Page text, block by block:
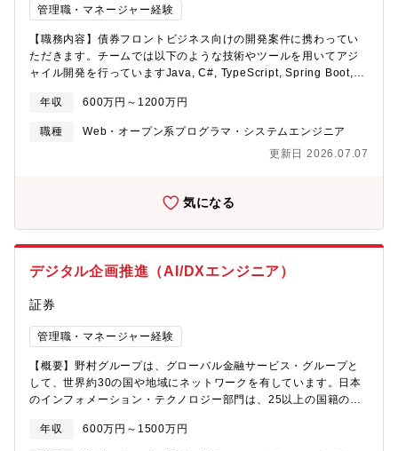
管理。・フロントおよびミドル オフィス、決済システム、参照デ
ータ、インフラストラクチャ、およびその他のIT 関連部署との連
携などパートナー テクノロジー部門とコラボレーション。・プロ
ジェクトの実行の一環として、ソフトウェア開発ライフ サイクル
バックのテスト等、各種調整を支援。・最新のプログラミング技
して開発メンバーを指導。・継続的な改善を推奨し、貢献を目的
として、範囲内のアプリケーションのGUIと機能仕様の継続的な分
マーケティング強化、デジタル活用によるパートナーの生産性向
上、デジタル完結による付加価値の提供）・アライアンス戦略
（地方銀行等との連携を通じた顧客基盤、ストック資産の拡大）
管理職・マネージャー経験
【職務内容】債券フロントビジネス向けの開発案件に携わってい
ただきます。チームでは以下のような技術やツールを用いてアジ
ャイル開発を行っていますJava, C#, TypeScript, Spring Boot,
Confluence, GitLab, Jenkins, Ansible, Podman想定される職
責：・債券ビジネスのシステム設計・開発・DevOps形式での本番
運用の枠組みの設計・運用・Mock を利用したユーザーとのコミュ
ニケーション・要件決定・チームの開発環境、CI/CD 環境の改
我々のチームでは、野村證券本社の日本の債券ビジネスと協業
がる債券に関わるビジネスのデジタルトランスフォーメーション
ジネスとリテール向けのビジネスに分かれていますが、我々のチ
レーディングシステムなど複数の内製システムを提供し、ビジネ
スキャパシティの飛躍的な増大とお客様のユーザーエクスペリエ
ンスの向上を行い、ビジネスにおける価値を提供し続けていま
す。現在、チームの拡大に伴い、情報技術に精通した開発者を積
極的に採用しています。アジャイルによるモダンなWebアプリケ
ーション開発が中心ですが、長期的な視点でポテンシャルを重視
る方であれば歓迎いたします。学ぶ意欲の強い方に適した環境を
年収 600万円～1200万円
職種
Web・オープン系プログラマ・システムエンジニア
更新日 2026.07.07
気になる
デジタル企画推進（AI/DXエンジニア）
証券
管理職・マネージャー経験
【概要】野村グループは、グローバル金融サービス・グループと
して、世界約30の国や地域にネットワークを有しています。日本
のインフォメーション・テクノロジー部門は、25以上の国籍のメ
マネジメントビジネス、グローバルホールセール（グローバルマ
年収 600万円～1500万円